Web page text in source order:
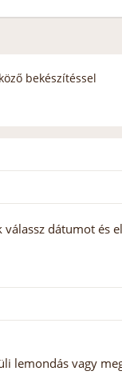
bekészítéssel
dátumot és
vagy